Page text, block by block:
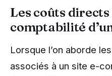
Les coûts directs
comptabilité
Lorsque l’on aborde les
associés à un site e-